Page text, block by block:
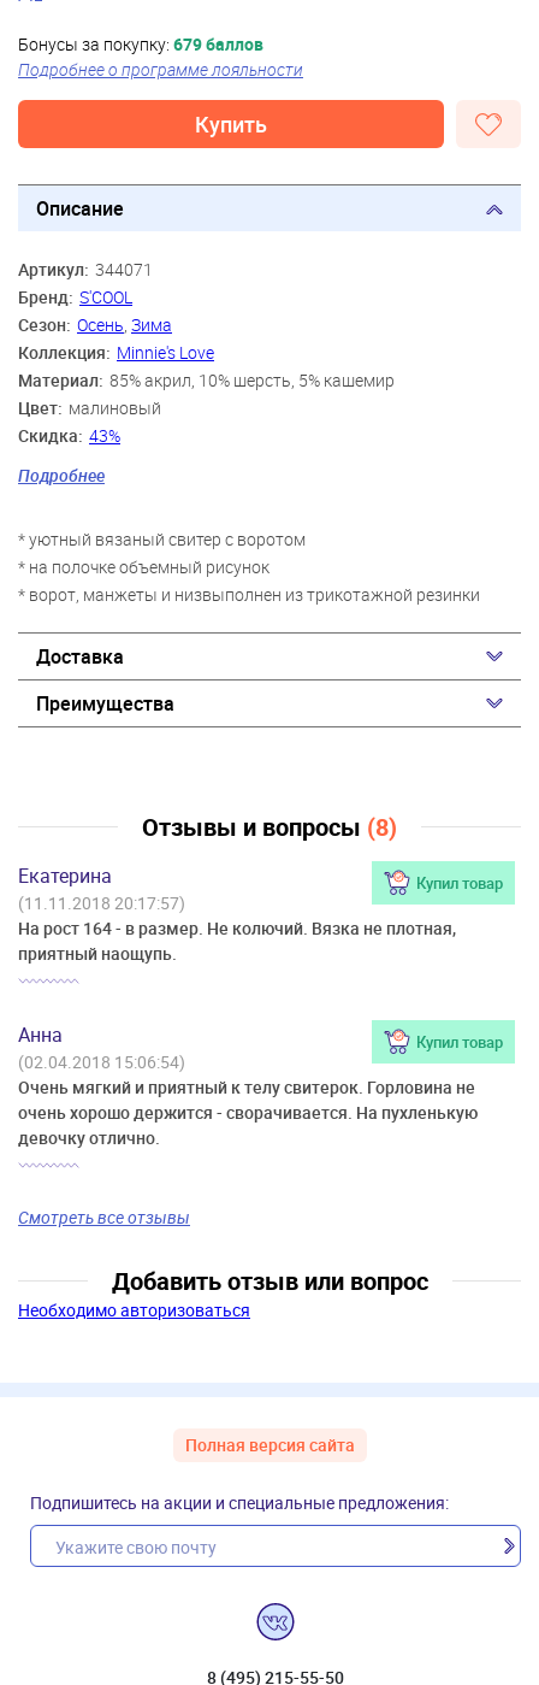
Бонусы за покупку: 679 баллов
Подробнее о программе лояльности
Купить
Описание
Артикул: 344071
Бренд: S'COOL
Сезон: Осень Зима
Коллекция: Minnie's Love
Материал: 85% акрил, 10% шерсть, 5% кашемир
Цвет: малиновый
Скидка: 43%
Возраст: 9 лет, 10 лет, 11 лет, 12 лет, 13 лет, 14 лет
Подробнее
* уютный вязаный свитер с воротом
* на полочке объемный рисунок
* ворот, манжеты и низвыполнен из трикотажной резинки
Доставка
Преимущества
Отзывы и вопросы (8)
Екатерина Купил товар
(11.11.2018 20:17:57)
На рост 164 - в размер. Не колючий. Вязка не плотная,
приятный наощупь.
Анна Купил товар
(02.04.2018 15:06:54)
Очень мягкий и приятный к телу свитерок. Горловина не
очень хорошо держится - сворачивается. На пухленькую
девочку отлично.
Смотреть все отзывы
Добавить отзыв или вопрос
Необходимо авторизоваться
Полная версия сайта
Подпишитесь на акции и специальные предложения:
8 (495) 215-55-50